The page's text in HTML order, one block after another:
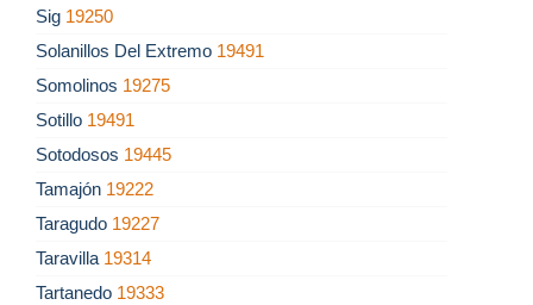
Sig 19250
Solanillos Del Extremo 19491
Somolinos 19275
Sotillo 19491
Sotodosos 19445
Tamajón 19222
Taragudo 19227
Taravilla 19314
Tartanedo 19333